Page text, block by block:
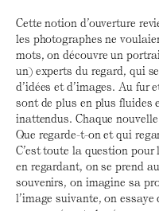
Cette notion d’ouverture
les photographes ne
mots, on découvre un
un) experts du regard, qui
d’idées et d’images. Au fur
sont de plus en plus fluides
inattendus. Chaque
Que regarde-t-on et qui
C’est toute la question
en regardant, on se prend
souvenirs, on imagine sa
l’image suivante, on